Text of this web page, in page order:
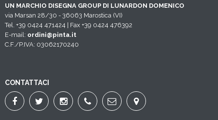
UN MARCHIO DISEGNA GROUP DI LUNARDON DOMENICO
via Marsan 28/30 - 36063 Marostica (VI)
Tel. +39 0424 471424 | Fax +39 0424 476392
E-mail: ordini@pinta.it
C.F./P.IVA: 03062170240
CONTATTACI